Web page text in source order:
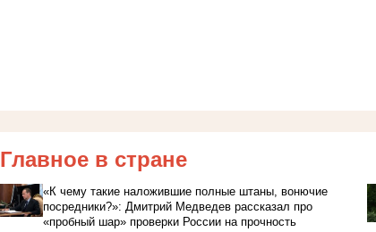
Главное в стране
«К чему такие наложившие полные штаны, вонючие
посредники?»: Дмитрий Медведев рассказал про
«пробный шар» проверки России на прочность